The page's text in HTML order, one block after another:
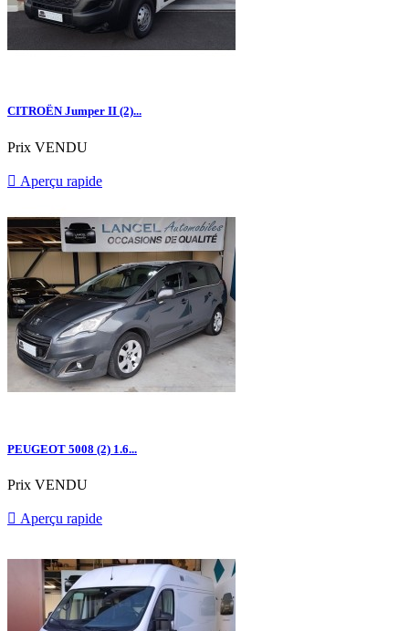
CITROËN Jumper II (2)...
Prix VENDU
 Aperçu rapide
PEUGEOT 5008 (2) 1.6...
Prix VENDU
 Aperçu rapide